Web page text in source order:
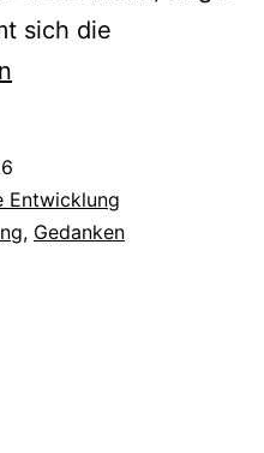
sich die
Entwicklung
, Gedanken